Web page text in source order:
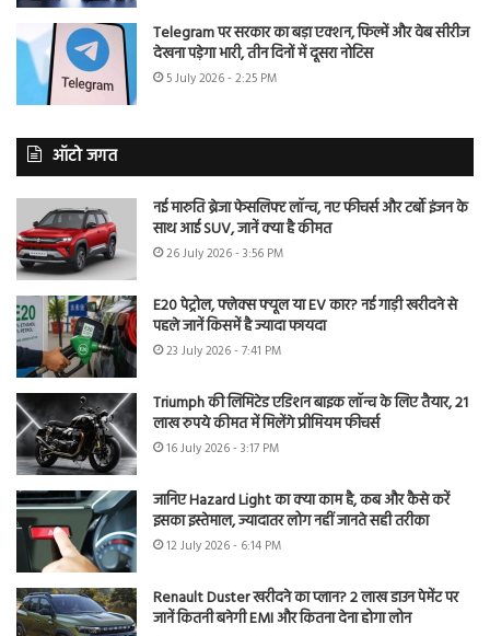
Telegram पर सरकार का बड़ा एक्शन, फिल्में और वेब सीरीज
देखना पड़ेगा भारी, तीन दिनों में दूसरा नोटिस
5 July 2026 - 2:25 PM
ऑटो जगत
नई मारुति ब्रेजा फेसलिफ्ट लॉन्च, नए फीचर्स और टर्बो इंजन के
साथ आई SUV, जानें क्या है कीमत
26 July 2026 - 3:56 PM
E20 पेट्रोल, फ्लेक्स फ्यूल या EV कार? नई गाड़ी खरीदने से
पहले जानें किसमें है ज्यादा फायदा
23 July 2026 - 7:41 PM
Triumph की लिमिटेड एडिशन बाइक लॉन्च के लिए तैयार, 21
लाख रुपये कीमत में मिलेंगे प्रीमियम फीचर्स
16 July 2026 - 3:17 PM
जानिए Hazard Light का क्या काम है, कब और कैसे करें
इसका इस्तेमाल, ज्यादातर लोग नहीं जानते सही तरीका
12 July 2026 - 6:14 PM
Renault Duster खरीदने का प्लान? 2 लाख डाउन पेमेंट पर
जानें कितनी बनेगी EMI और कितना देना होगा लोन